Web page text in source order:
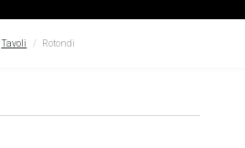
Tavoli Rotondi